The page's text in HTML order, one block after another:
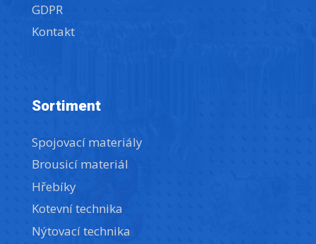
GDPR
Kontakt
Sortiment
Spojovací materiály
Brousicí materiál
Hřebíky
Kotevní technika
Nýtovací technika